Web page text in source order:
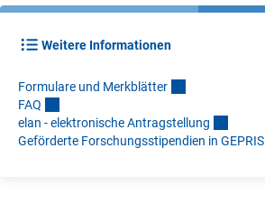
Weitere Informationen
Formulare und Merkblätter
FAQ
elan - elektronische Antragstellung
Geförderte Forschungsstipendien in GEPRIS